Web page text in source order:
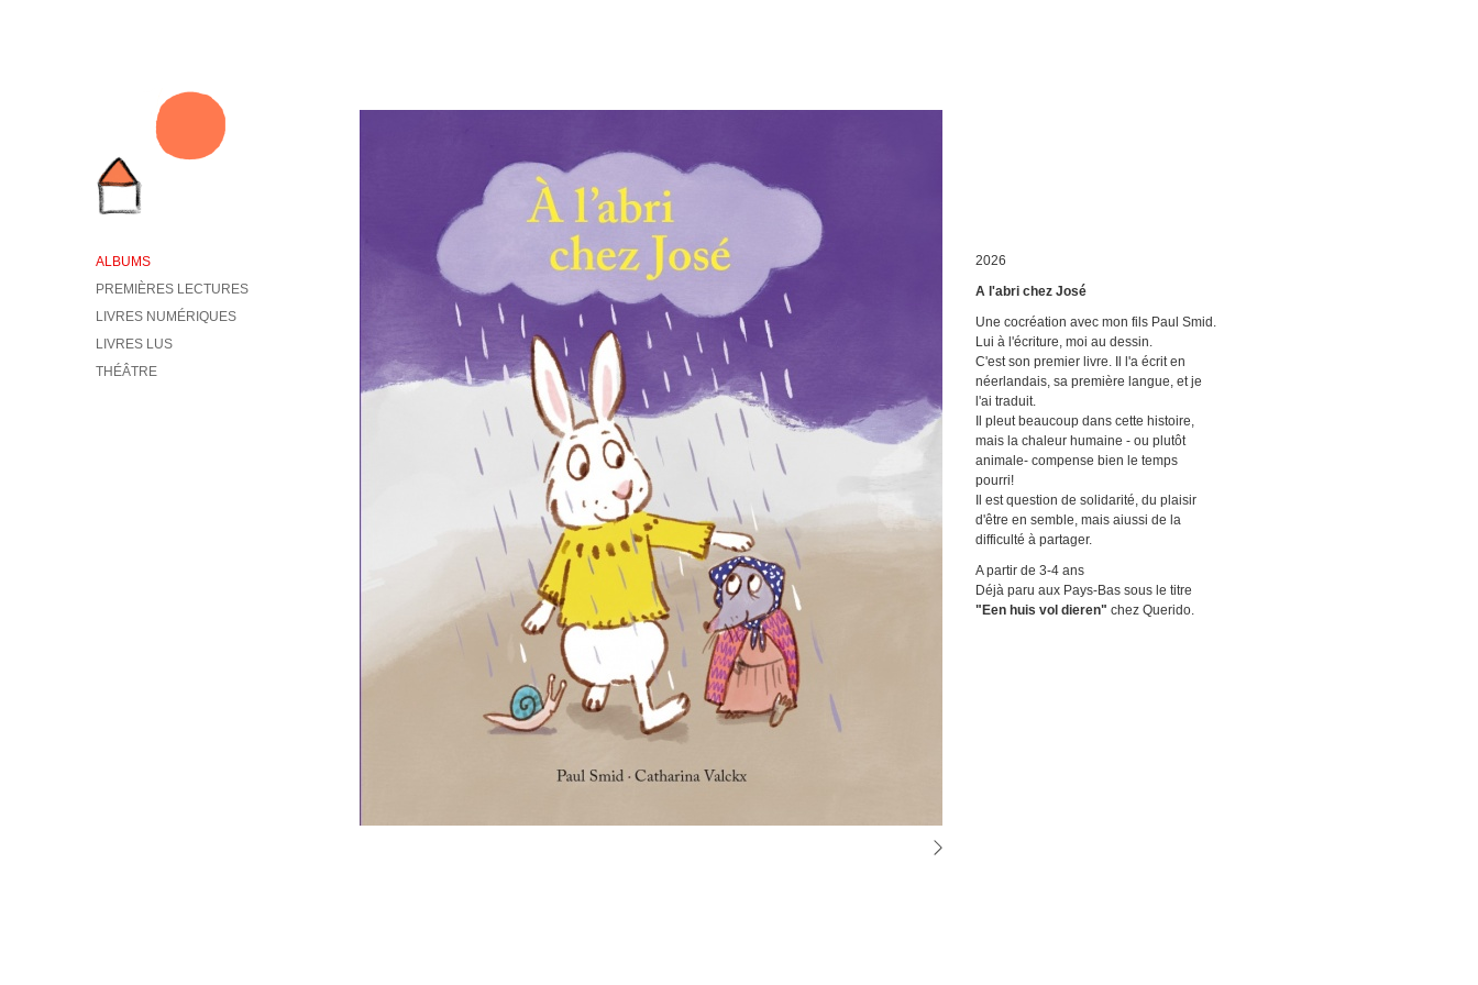
ALBUMS
PREMIÈRES LECTURES
LIVRES NUMÉRIQUES
LIVRES LUS
THÉÂTRE
2026
A l'abri chez José
Une cocréation avec mon fils Paul Smid.
Lui à l'écriture, moi au dessin.
C'est son premier livre. Il l'a écrit en
néerlandais, sa première langue, et je
l'ai traduit.
Il pleut beaucoup dans cette histoire,
mais la chaleur humaine - ou plutôt
animale- compense bien le temps
pourri!
Il est question de solidarité, du plaisir
d'être en semble, mais aiussi de la
difficulté à partager.
A partir de 3-4 ans
Déjà paru aux Pays-Bas sous le titre
"Een huis vol dieren" chez Querido.